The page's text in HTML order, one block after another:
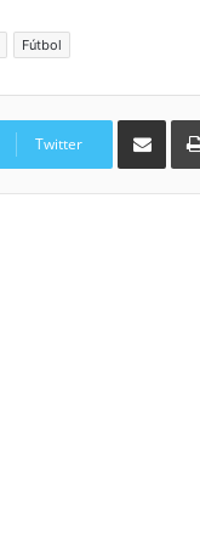
Fútbol
Twitter
Compartir